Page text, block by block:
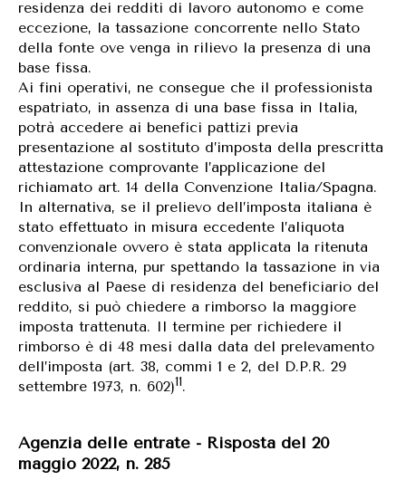
residenza dei redditi di lavoro autonomo e come
eccezione, la tassazione concorrente nello Stato
della fonte ove venga in rilievo la presenza di una
base fissa.
Ai fini operativi, ne consegue che il professionista
espatriato, in assenza di una base fissa in Italia,
potrà accedere ai benefici pattizi previa
presentazione al sostituto d’imposta della prescritta
attestazione comprovante l’applicazione del
richiamato art. 14 della Convenzione Italia/Spagna.
In alternativa, se il prelievo dell’imposta italiana è
stato effettuato in misura eccedente l’aliquota
convenzionale ovvero è stata applicata la ritenuta
ordinaria interna, pur spettando la tassazione in via
esclusiva al Paese di residenza del beneficiario del
reddito, si può chiedere a rimborso la maggiore
imposta trattenuta. Il termine per richiedere il
rimborso è di 48 mesi dalla data del prelevamento
dell’imposta (art. 38, commi 1 e 2, del D.P.R. 29
settembre 1973, n. 602)11.
Agenzia delle entrate - Risposta del 20
maggio 2022, n. 285